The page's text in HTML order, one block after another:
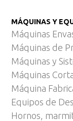
MÁQUINAS Y
Máquinas
Máquinas de
Máquinas y
Máquinas
Máquina
Equipos de
Hornos,